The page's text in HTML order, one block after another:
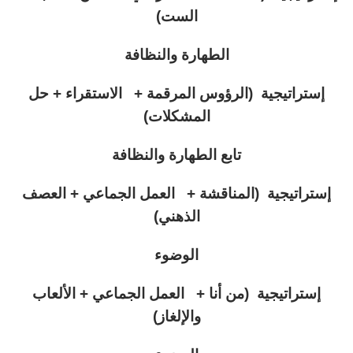
الست)
الطهارة والنظافة
إستراتيجية (الرؤوس المرقمة + الاستقراء + حل
المشكلات)
تابع الطهارة والنظافة
إستراتيجية (المناقشة + العمل الجماعي + العصف
الذهني)
الوضوء
إستراتيجية (من أنا + العمل الجماعي + الألعاب
والإلغاز)